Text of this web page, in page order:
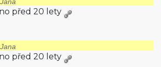
před 20 lety
před 20 lety